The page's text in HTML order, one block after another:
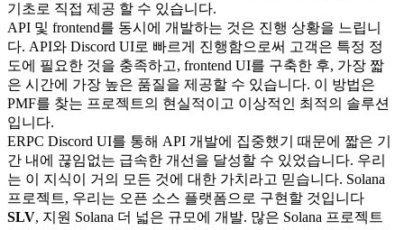
기초로 직접 제공 할 수 있습니다.
API 및 frontend를 동시에 개발하는 것은 진행 상황을 느립니
다. API와 Discord UI로 빠르게 진행함으로써 고객은 특정 정
도에 필요한 것을 충족하고, frontend UI를 구축한 후, 가장 짧
은 시간에 가장 높은 품질을 제공할 수 있습니다. 이 방법은
PMF를 찾는 프로젝트의 현실적이고 이상적인 최적의 솔루션
입니다.
ERPC Discord UI를 통해 API 개발에 집중했기 때문에 짧은 기
간 내에 끊임없는 급속한 개선을 달성할 수 있었습니다. 우리
는 이 지식이 거의 모든 것에 대한 가치라고 믿습니다. Solana
프로젝트, 우리는 오픈 소스 플랫폼으로 구현할 것입니다
SLV, 지원 Solana 더 넓은 규모에 개발. 많은 Solana 프로젝트